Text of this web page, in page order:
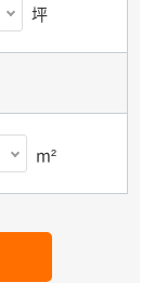
坪
m²